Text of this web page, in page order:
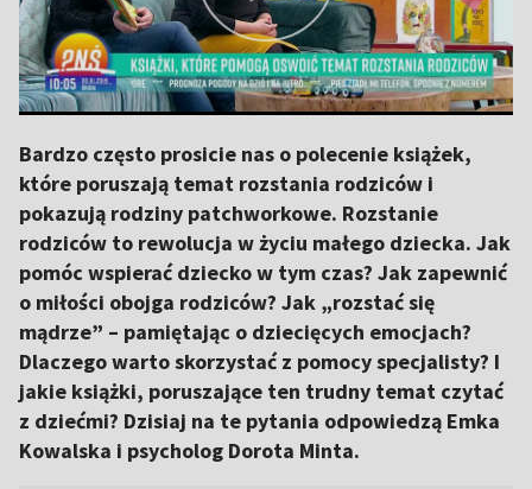
Bardzo często prosicie nas o polecenie książek,
które poruszają temat rozstania rodziców i
pokazują rodziny patchworkowe. Rozstanie
rodziców to rewolucja w życiu małego dziecka. Jak
pomóc wspierać dziecko w tym czas? Jak zapewnić
o miłości obojga rodziców? Jak „rozstać się
mądrze” – pamiętając o dziecięcych emocjach?
Dlaczego warto skorzystać z pomocy specjalisty? I
jakie książki, poruszające ten trudny temat czytać
z dziećmi? Dzisiaj na te pytania odpowiedzą Emka
Kowalska i psycholog Dorota Minta.